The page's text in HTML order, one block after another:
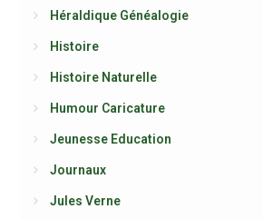
Héraldique Généalogie
Histoire
Histoire Naturelle
Humour Caricature
Jeunesse Education
Journaux
Jules Verne